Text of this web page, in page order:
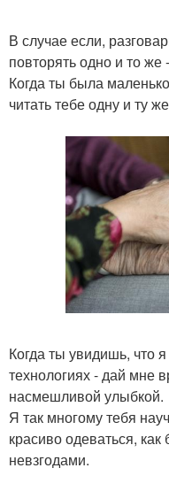
В случае если,
повторять одно и то
Когда ты была
читать тебе одну и ту
Когда ты увидишь, что
технологиях - дай мне
насмешливой улыбкой.
Я так многому тебя
красиво одеваться,
невзгодами.